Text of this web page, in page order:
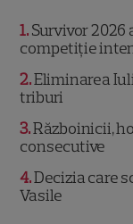
1 Survivor 2026
competiție
2 Eliminarea
triburi
3 Războinicii,
consecutive
4 Decizia care
Vasile